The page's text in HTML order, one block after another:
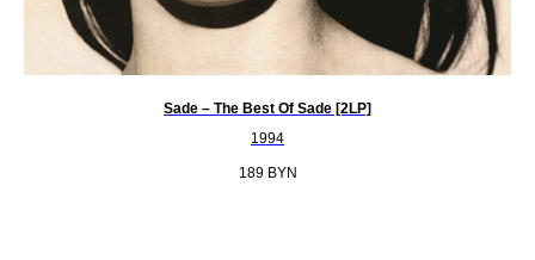
Sade ‎– The Best Of Sade [2LP]
1994
189 BYN